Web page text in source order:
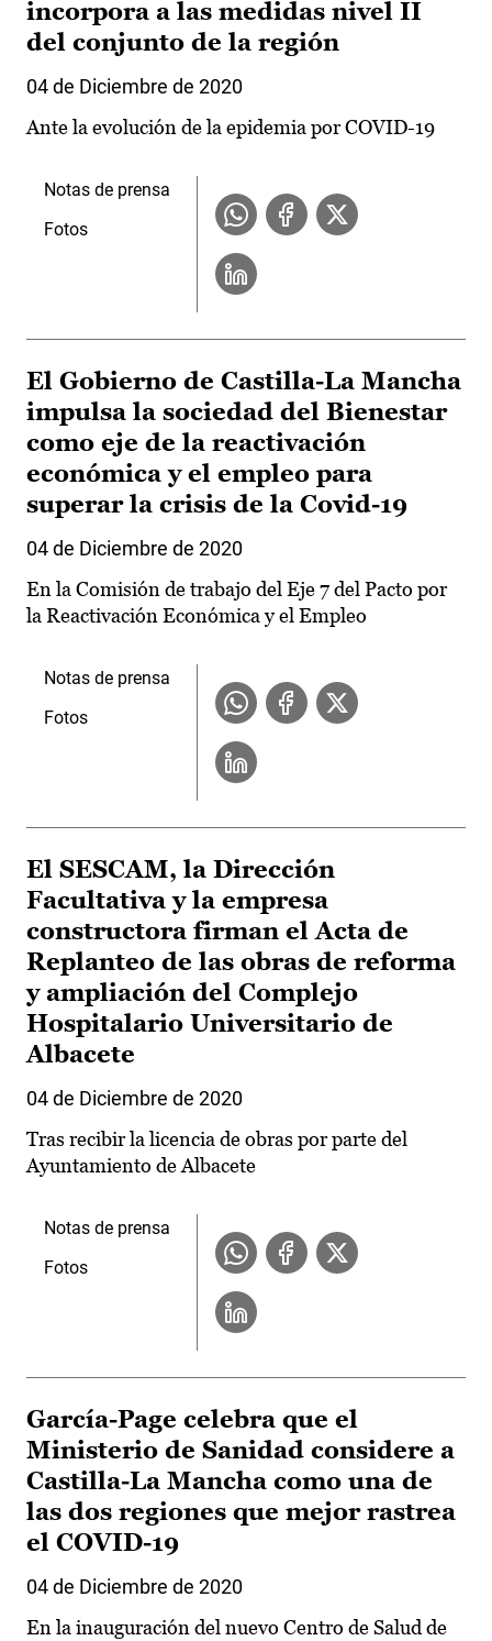
incorpora a las medidas nivel II
del conjunto de la región
04 de Diciembre de 2020
Ante la evolución de la epidemia por COVID-19
Notas de prensa
Fotos
El Gobierno de Castilla-La Mancha
impulsa la sociedad del Bienestar
como eje de la reactivación
económica y el empleo para
superar la crisis de la Covid-19
04 de Diciembre de 2020
En la Comisión de trabajo del Eje 7 del Pacto por
la Reactivación Económica y el Empleo
Notas de prensa
Fotos
El SESCAM, la Dirección
Facultativa y la empresa
constructora firman el Acta de
Replanteo de las obras de reforma
y ampliación del Complejo
Hospitalario Universitario de
Albacete
04 de Diciembre de 2020
Tras recibir la licencia de obras por parte del
Ayuntamiento de Albacete
Notas de prensa
Fotos
García-Page celebra que el
Ministerio de Sanidad considere a
Castilla-La Mancha como una de
las dos regiones que mejor rastrea
el COVID-19
04 de Diciembre de 2020
En la inauguración del nuevo Centro de Salud de